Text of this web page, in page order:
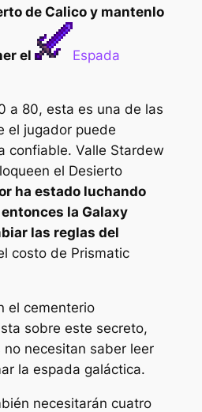
de Calico y mantenlo
el
Espada
a 80, esta es una de las
el jugador puede
confiable. Valle Stardew
el Desierto
ha estado luchando
la Galaxy
las reglas del
costo de Prismatic
el cementerio
sobre este secreto,
necesitan saber leer
la espada galáctica.
necesitarán cuatro